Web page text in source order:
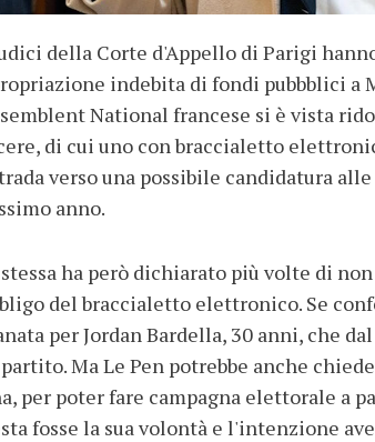
della Corte d'Appello di Parigi
indebita di fondi pubbblici a
National francese si è vista
di cui uno con braccialetto
verso una possibile candidatura
anno.
ha però dichiarato più volte di
del braccialetto elettronico. Se
per Jordan Bardella, 30 anni, che
Ma Le Pen potrebbe anche
per poter fare campagna elettorale a
fosse la sua volontà e l'intenzione